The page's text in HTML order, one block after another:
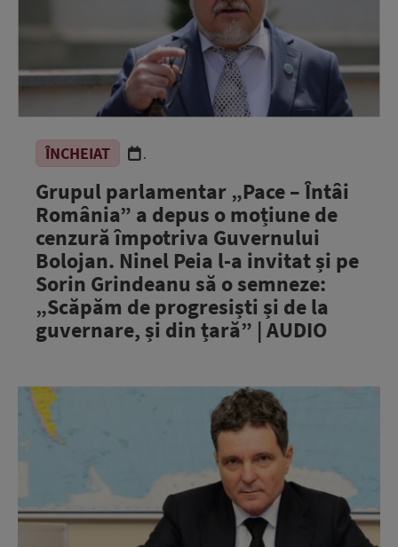
ÎNCHEIAT .
Grupul parlamentar „Pace – Întâi
România” a depus o moțiune de
cenzură împotriva Guvernului
Bolojan. Ninel Peia l-a invitat și pe
Sorin Grindeanu să o semneze:
„Scăpăm de progresiști și de la
guvernare, și din țară” | AUDIO